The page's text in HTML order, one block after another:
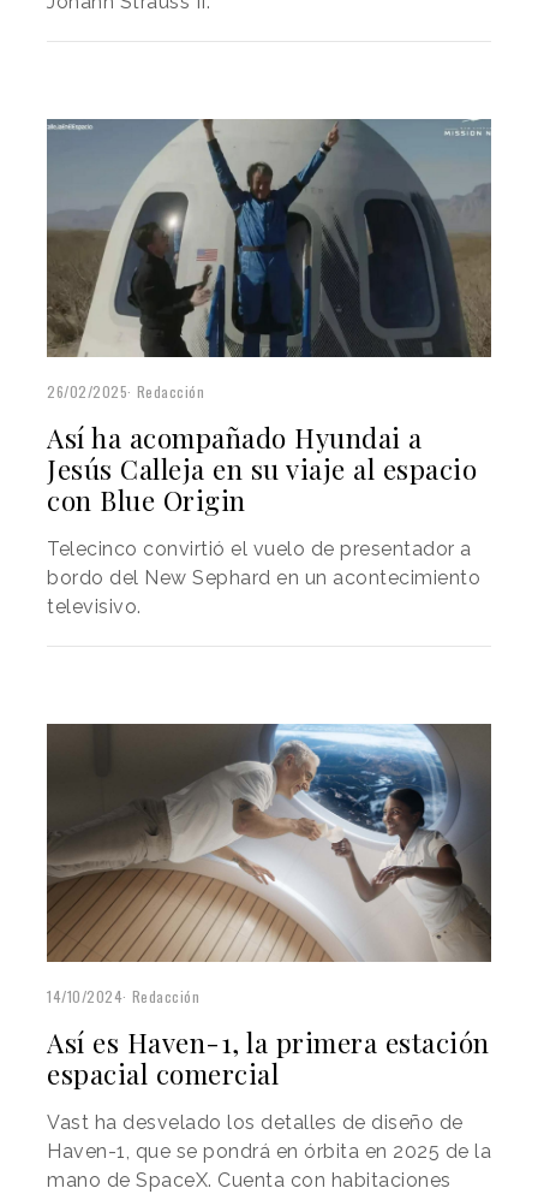
26/02/2025 Redacción
Así ha acompañado Hyundai a
Jesús Calleja en su viaje al espacio
con Blue Origin
Telecinco convirtió el vuelo de presentador a
bordo del New Sephard en un acontecimiento
televisivo.
14/10/2024 Redacción
Así es Haven-1, la primera estación
espacial comercial
Vast ha desvelado los detalles de diseño de
Haven-1, que se pondrá en órbita en 2025 de la
mano de SpaceX. Cuenta con habitaciones